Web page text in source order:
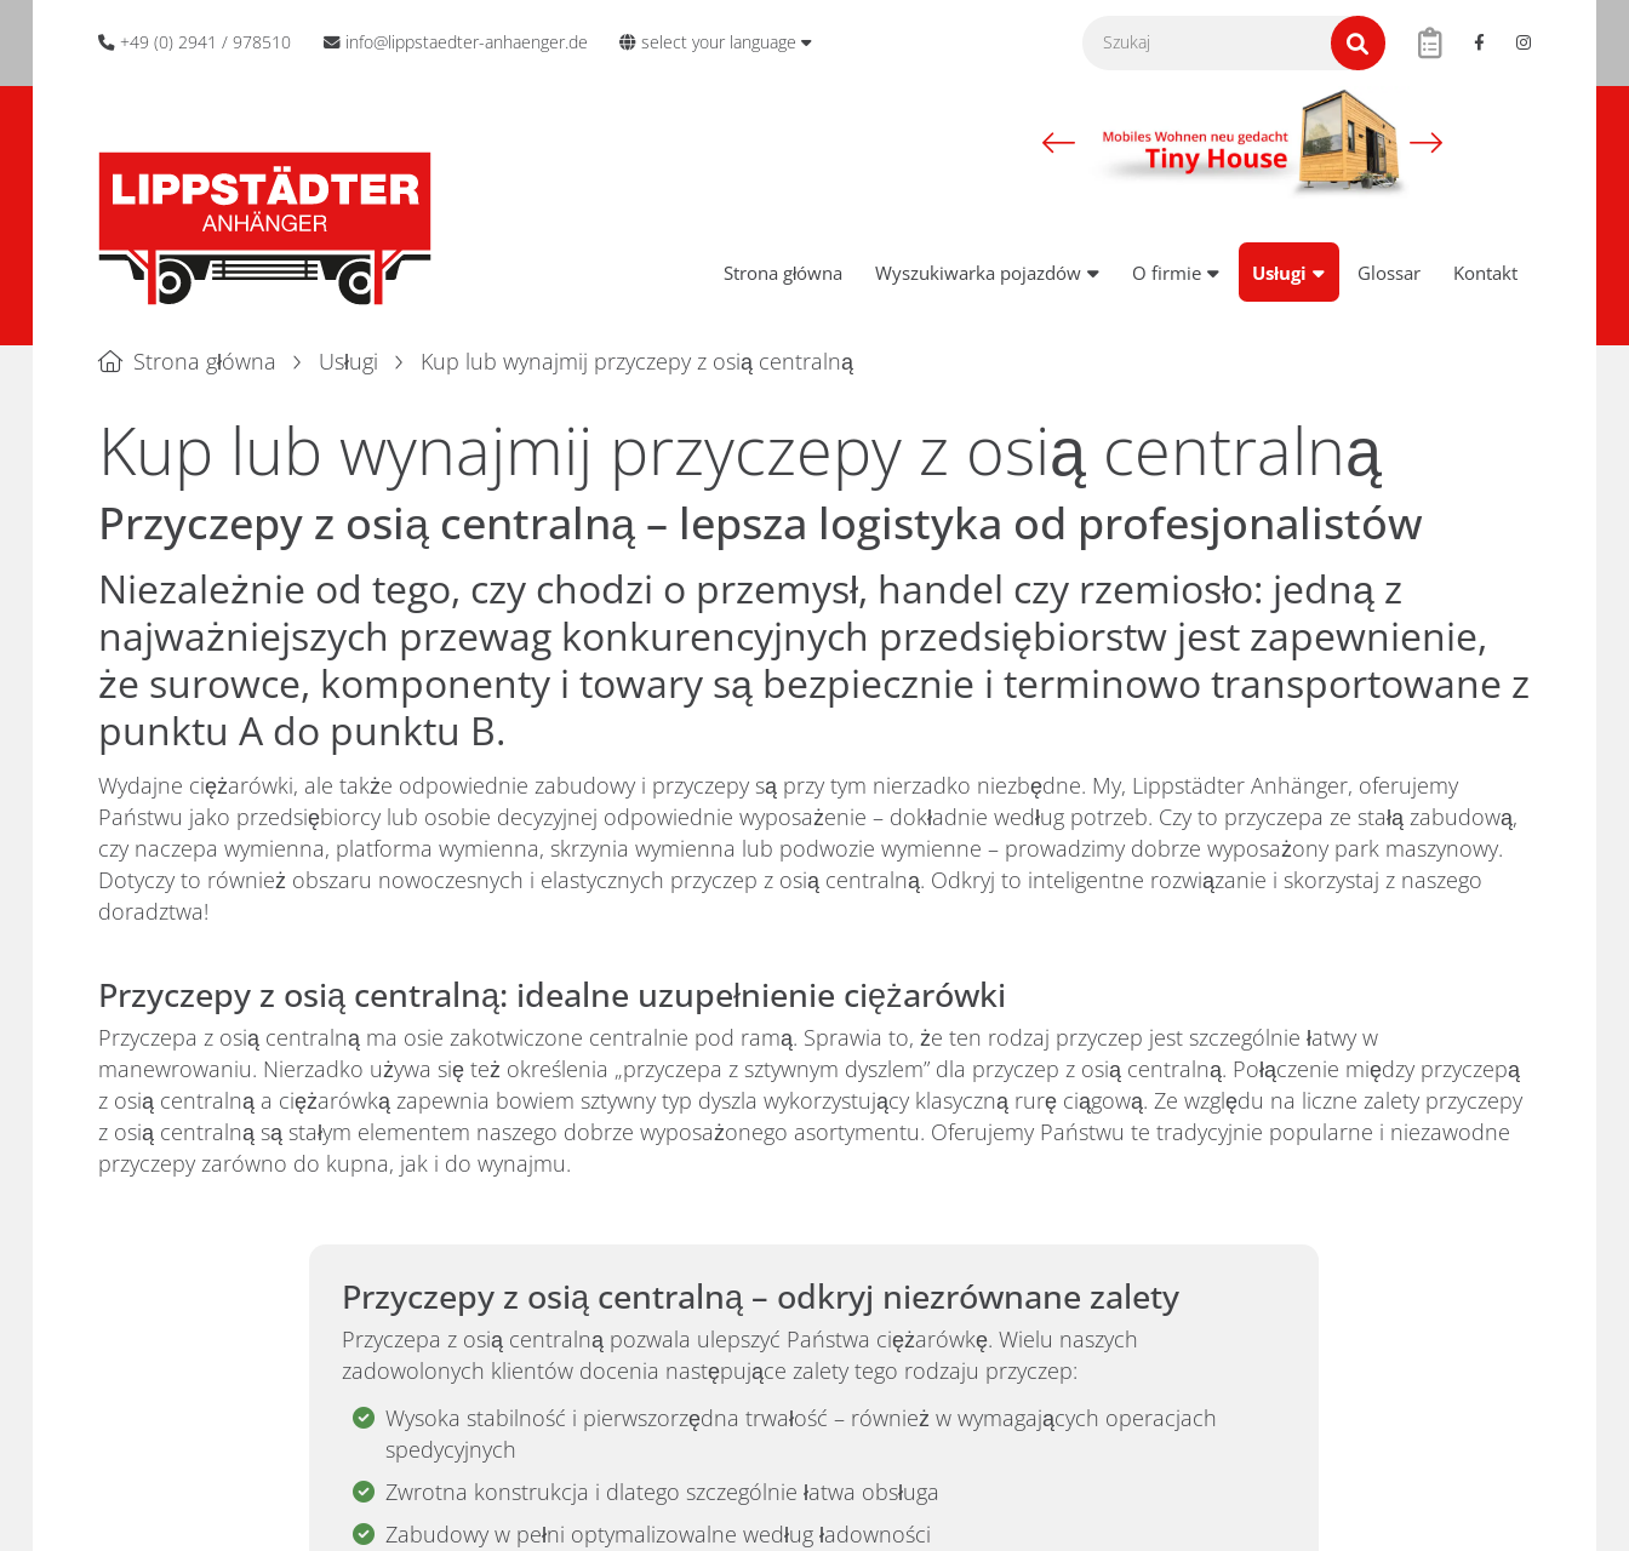
+49 (0) 2941 / 978510 info@lippstaedter-anhaenger.de select your language
Strona główna Wyszukiwarka pojazdów O firmie Usługi Glossar Kontakt
Strona główna Usługi Kup lub wynajmij przyczepy z osią centralną
Kup lub wynajmij przyczepy z osią centralną
Przyczepy z osią centralną – lepsza logistyka od profesjonalistów
Niezależnie od tego, czy chodzi o przemysł, handel czy rzemiosło: jedną z
najważniejszych przewag konkurencyjnych przedsiębiorstw jest zapewnienie,
że surowce, komponenty i towary są bezpiecznie i terminowo transportowane z
punktu A do punktu B.
Wydajne ciężarówki, ale także odpowiednie zabudowy i przyczepy są przy tym nierzadko niezbędne. My, Lippstädter Anhänger, oferujemy
Państwu jako przedsiębiorcy lub osobie decyzyjnej odpowiednie wyposażenie – dokładnie według potrzeb. Czy to przyczepa ze stałą zabudową,
czy naczepa wymienna, platforma wymienna, skrzynia wymienna lub podwozie wymienne – prowadzimy dobrze wyposażony park maszynowy.
Dotyczy to również obszaru nowoczesnych i elastycznych przyczep z osią centralną. Odkryj to inteligentne rozwiązanie i skorzystaj z naszego
doradztwa!
Przyczepy z osią centralną: idealne uzupełnienie ciężarówki
Przyczepa z osią centralną ma osie zakotwiczone centralnie pod ramą. Sprawia to, że ten rodzaj przyczep jest szczególnie łatwy w
manewrowaniu. Nierzadko używa się też określenia „przyczepa z sztywnym dyszlem” dla przyczep z osią centralną. Połączenie między przyczepą
z osią centralną a ciężarówką zapewnia bowiem sztywny typ dyszla wykorzystujący klasyczną rurę ciągową. Ze względu na liczne zalety przyczepy
z osią centralną są stałym elementem naszego dobrze wyposażonego asortymentu. Oferujemy Państwu te tradycyjnie popularne i niezawodne
przyczepy zarówno do kupna, jak i do wynajmu.
Przyczepy z osią centralną – odkryj niezrównane zalety
Przyczepa z osią centralną pozwala ulepszyć Państwa ciężarówkę. Wielu naszych
zadowolonych klientów docenia następujące zalety tego rodzaju przyczep:
Wysoka stabilność i pierwszorzędna trwałość – również w wymagających operacjach
spedycyjnych
Zwrotna konstrukcja i dlatego szczególnie łatwa obsługa
Zabudowy w pełni optymalizowalne według ładowności